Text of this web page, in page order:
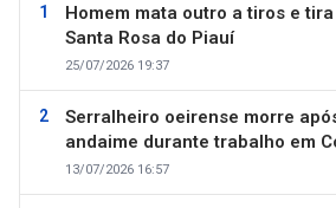
Homem mata outro a tiros e
Santa Rosa do Piauí
25/07/2026 19:37
Serralheiro oeirense morre
andaime durante trabalho em
13/07/2026 16:57